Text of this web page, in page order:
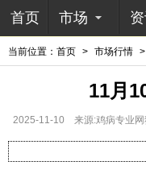
首页 市场
当前位置： 首页 > 市场行情 >
11月
2025-11-10 来源:鸡病专业